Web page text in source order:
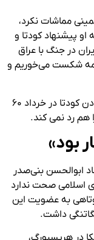
مماشات نکرد،
او پیشنهاد کودتا و
در جنگ با عراق
همه شکست می‌خوریم و
ضمن این‌که، مهران مصطفوی امکان‌ناپذیر بودن کودتا در خرداد ۶۰
هم رد نمی کند.
بود»
ابوالحسن بنی‌صدر
اسلامی صحت ندارد
به عضویت این
داشت.